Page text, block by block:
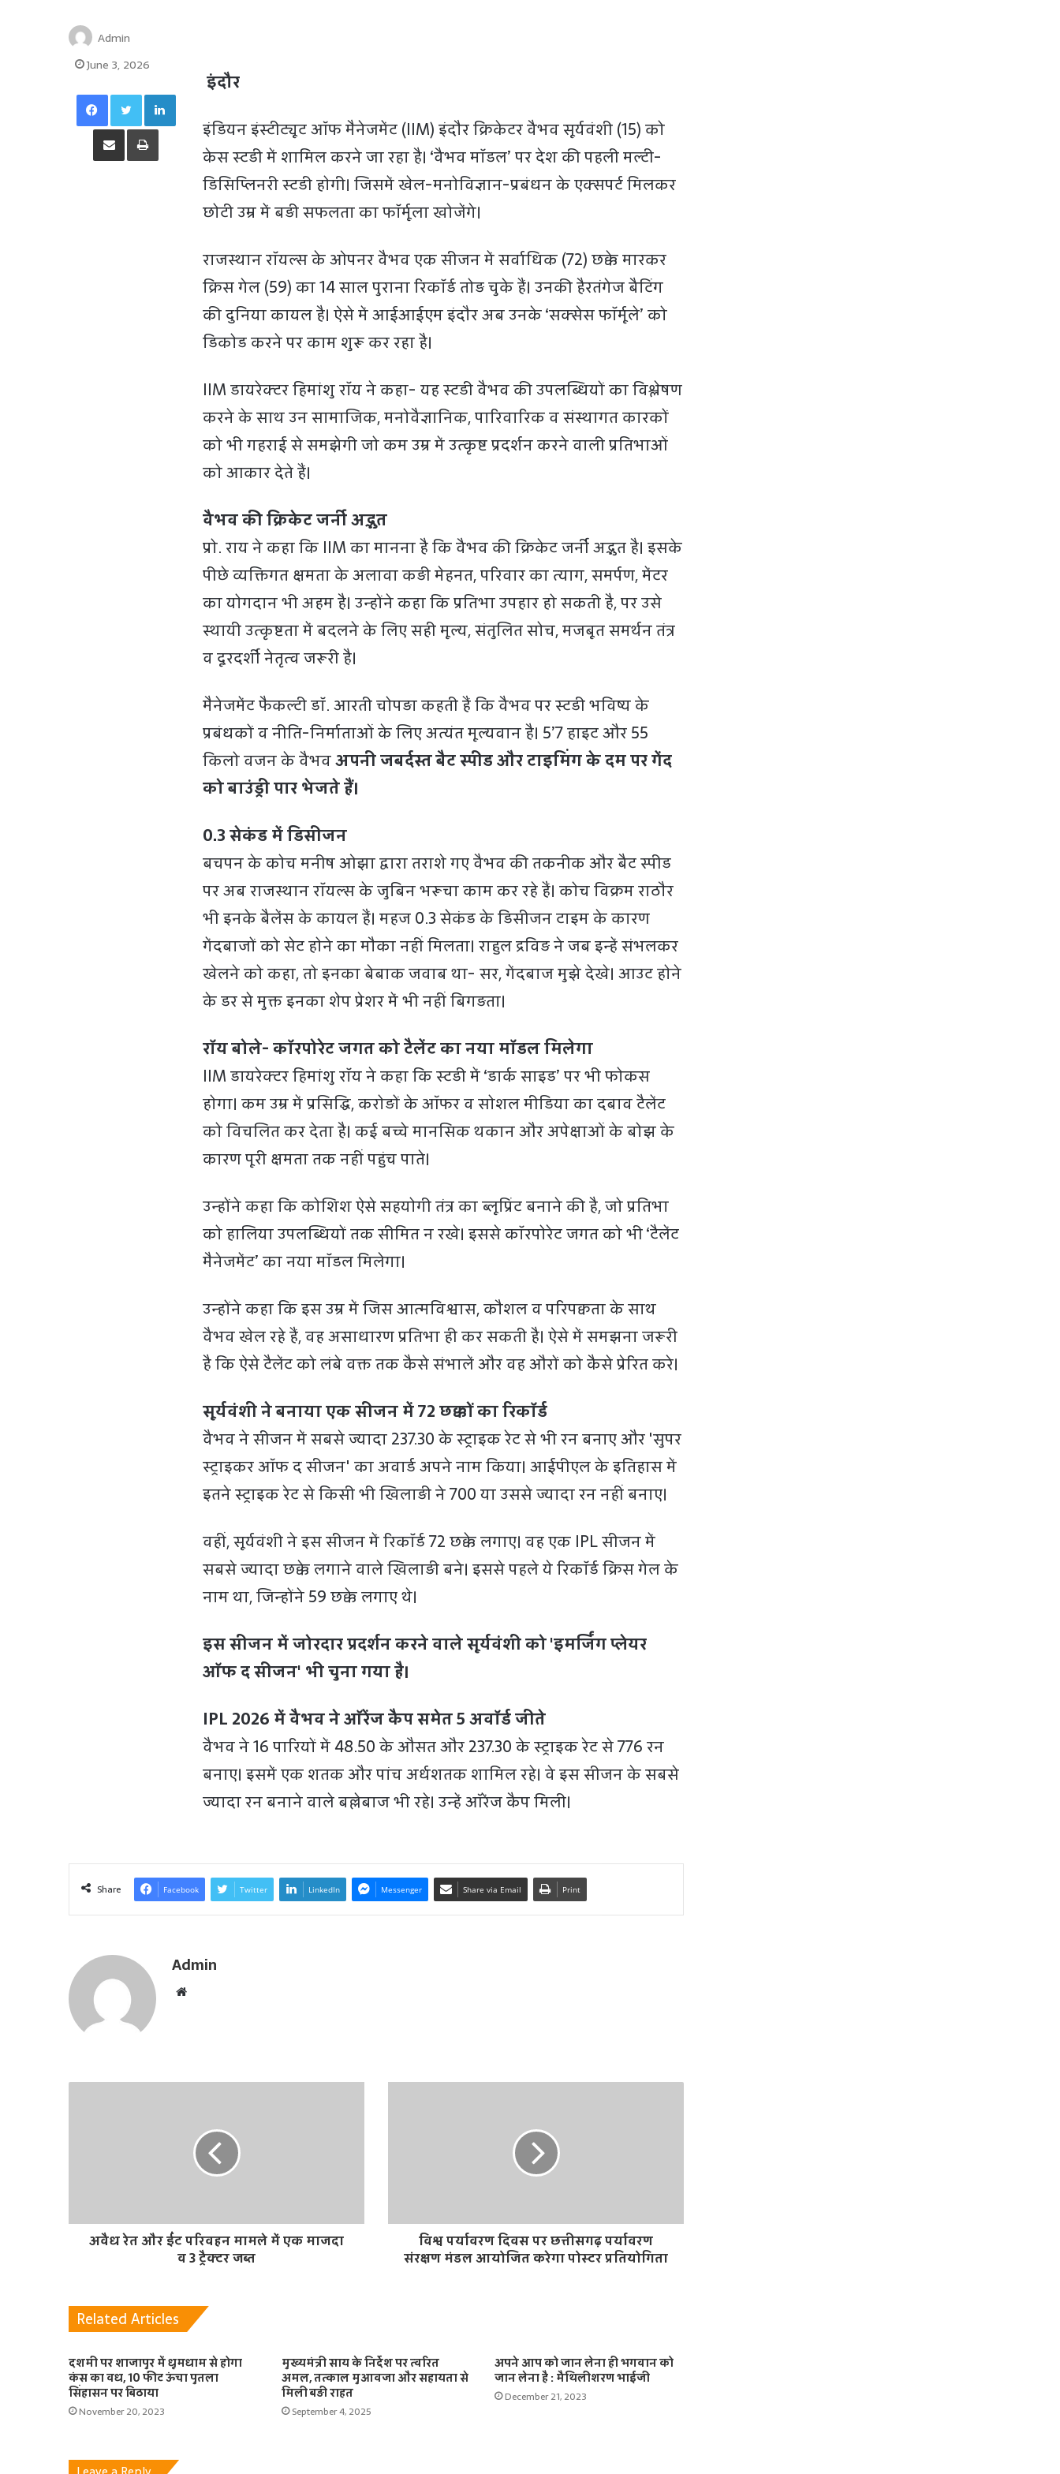
इंदौर
इंडियन इंस्टीट्यूट ऑफ मैनेजमेंट (IIM) इंदौर क्रिकेटर वैभव सूर्यवंशी (15) को
केस स्टडी में शामिल करने जा रहा है। ‘वैभव मॉडल’ पर देश की पहली मल्टी-
डिसिप्लिनरी स्टडी होगी। जिसमें खेल-मनोविज्ञान-प्रबंधन के एक्सपर्ट मिलकर
छोटी उम्र में बड़ी सफलता का फॉर्मूला खोजेंगे।
राजस्थान रॉयल्स के ओपनर वैभव एक सीजन में सर्वाधिक (72) छक्के मारकर
क्रिस गेल (59) का 14 साल पुराना रिकॉर्ड तोड़ चुके हैं। उनकी हैरतंगेज बैटिंग
की दुनिया कायल है। ऐसे में आईआईएम इंदौर अब उनके ‘सक्सेस फॉर्मूले’ को
डिकोड करने पर काम शुरू कर रहा है।
IIM डायरेक्टर हिमांशु रॉय ने कहा- यह स्टडी वैभव की उपलब्धियों का विश्लेषण
करने के साथ उन सामाजिक, मनोवैज्ञानिक, पारिवारिक व संस्थागत कारकों
को भी गहराई से समझेगी जो कम उम्र में उत्कृष्ट प्रदर्शन करने वाली प्रतिभाओं
को आकार देते हैं।
वैभव की क्रिकेट जर्नी अद्भुत
प्रो. राय ने कहा कि IIM का मानना है कि वैभव की क्रिकेट जर्नी अद्भुत है। इसके
पीछे व्यक्तिगत क्षमता के अलावा कड़ी मेहनत, परिवार का त्याग, समर्पण, मेंटर
का योगदान भी अहम है। उन्होंने कहा कि प्रतिभा उपहार हो सकती है, पर उसे
स्थायी उत्कृष्टता में बदलने के लिए सही मूल्य, संतुलित सोच, मजबूत समर्थन तंत्र
व दूरदर्शी नेतृत्व जरूरी है।
मैनेजमेंट फैकल्टी डॉ. आरती चोपड़ा कहती हैं कि वैभव पर स्टडी भविष्य के
प्रबंधकों व नीति-निर्माताओं के लिए अत्यंत मूल्यवान है। 5’7 हाइट और 55
किलो वजन के वैभवअपनी जबर्दस्त बैट स्पीड और टाइमिंग के दम पर गेंद
को बाउंड्री पार भेजते हैं।
0.3 सेकंड में डिसीजन
बचपन के कोच मनीष ओझा द्वारा तराशे गए वैभव की तकनीक और बैट स्पीड
पर अब राजस्थान रॉयल्स के जुबिन भरूचा काम कर रहे हैं। कोच विक्रम राठौर
भी इनके बैलेंस के कायल हैं। महज 0.3 सेकंड के डिसीजन टाइम के कारण
गेंदबाजों को सेट होने का मौका नहीं मिलता। राहुल द्रविड़ ने जब इन्हें संभलकर
खेलने को कहा, तो इनका बेबाक जवाब था- सर, गेंदबाज मुझे देखे। आउट होने
के डर से मुक्त इनका शेप प्रेशर में भी नहीं बिगड़ता।
रॉय बोले- कॉरपोरेट जगत को टैलेंट का नया मॉडल मिलेगा
IIM डायरेक्टर हिमांशु रॉय ने कहा कि स्टडी में ‘डार्क साइड’ पर भी फोकस
होगा। कम उम्र में प्रसिद्धि, करोड़ों के ऑफर व सोशल मीडिया का दबाव टैलेंट
को विचलित कर देता है। कई बच्चे मानसिक थकान और अपेक्षाओं के बोझ के
कारण पूरी क्षमता तक नहीं पहुंच पाते।
उन्होंने कहा कि कोशिश ऐसे सहयोगी तंत्र का ब्लूप्रिंट बनाने की है, जो प्रतिभा
को हालिया उपलब्धियों तक सीमित न रखे। इससे कॉरपोरेट जगत को भी ‘टैलेंट
मैनेजमेंट’ का नया मॉडल मिलेगा।
उन्होंने कहा कि इस उम्र में जिस आत्मविश्वास, कौशल व परिपक्वता के साथ
वैभव खेल रहे हैं, वह असाधारण प्रतिभा ही कर सकती है। ऐसे में समझना जरूरी
है कि ऐसे टैलेंट को लंबे वक्त तक कैसे संभालें और वह औरों को कैसे प्रेरित करे।
सूर्यवंशी ने बनाया एक सीजन में 72 छक्कों का रिकॉर्ड
वैभव ने सीजन में सबसे ज्यादा 237.30 के स्ट्राइक रेट से भी रन बनाए और 'सुपर
स्ट्राइकर ऑफ द सीजन' का अवार्ड अपने नाम किया। आईपीएल के इतिहास में
इतने स्ट्राइक रेट से किसी भी खिलाड़ी ने 700 या उससे ज्यादा रन नहीं बनाए।
वहीं, सूर्यवंशी ने इस सीजन में रिकॉर्ड 72 छक्के लगाए। वह एक IPL सीजन में
सबसे ज्यादा छक्के लगाने वाले खिलाड़ी बने। इससे पहले ये रिकॉर्ड क्रिस गेल के
नाम था, जिन्होंने 59 छक्के लगाए थे।
इस सीजन में जोरदार प्रदर्शन करने वाले सूर्यवंशी को 'इमर्जिंग प्लेयर
ऑफ द सीजन' भी चुना गया है।
IPL 2026 में वैभव ने ऑरेंज कैप समेत 5 अवॉर्ड जीते
वैभव ने 16 पारियों में 48.50 के औसत और 237.30 के स्ट्राइक रेट से 776 रन
बनाए। इसमें एक शतक और पांच अर्धशतक शामिल रहे। वे इस सीजन के सबसे
ज्यादा रन बनाने वाले बल्लेबाज भी रहे। उन्हें ऑरेंज कैप मिली।
Admin
June 3, 2026
Facebook Twitter LinkedIn
Share via Email Print
Share Facebook Twitter LinkedIn Messenger Share via Email Print
Admin
t
अवैध रेत और ईंट परिवहन मामले में एक माजदा
व 3 ट्रैक्टर जब्त
विश्व पर्यावरण दिवस पर छत्तीसगढ़ पर्यावरण
संरक्षण मंडल आयोजित करेगा पोस्टर प्रतियोगिता
Related Articles
दशमी पर शाजापुर में धूमधाम से होगा
कंस का वध, 10 फीट ऊंचा पुतला
सिंहासन पर बिठाया
November 20, 2023
मुख्यमंत्री साय के निर्देश पर त्वरित
अमल, तत्काल मुआवजा और सहायता से
मिली बड़ी राहत
September 4, 2025
अपने आप को जान लेना ही भगवान को
जान लेना है : मैथिलीशरण भाईजी
December 21, 2023